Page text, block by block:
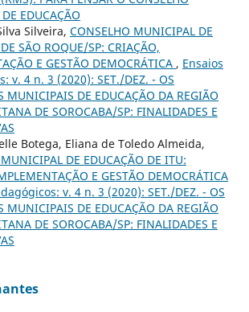
EDUCAÇÃO
Silveira, CONSELHO MUNICIPAL DE
SÃO ROQUE/SP: CRIAÇÃO,
E GESTÃO DEMOCRÁTICA , Ensaios
v. 4 n. 3 (2020): SET./DEZ. - OS
MUNICIPAIS DE EDUCAÇÃO DA REGIÃO
DE SOROCABA/SP: FINALIDADES E
Botega, Eliana de Toledo Almeida,
DE EDUCAÇÃO DE ITU:
E GESTÃO DEMOCRÁTICA
v. 4 n. 3 (2020): SET./DEZ. - OS
MUNICIPAIS DE EDUCAÇÃO DA REGIÃO
DE SOROCABA/SP: FINALIDADES E